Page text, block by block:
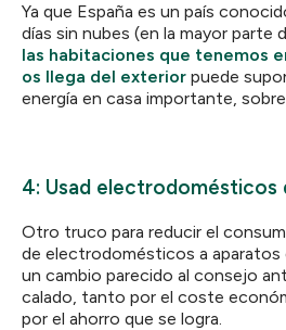
Ya que España es un país
días sin nubes (en la mayor parte
las habitaciones que tenemos
os llega del exterior puede
energía en casa importante,
4: Usad electrodomésticos
Otro truco para reducir el
de electrodomésticos a aparatos
un cambio parecido al consejo
calado, tanto por el coste
por el ahorro que se logra.